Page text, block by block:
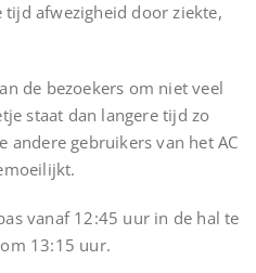
tijd afwezigheid door ziekte,
de bezoekers om niet veel
staat dan langere tijd zo
andere gebruikers van het AC
vanaf 12:45 uur in de hal te
13:15 uur.